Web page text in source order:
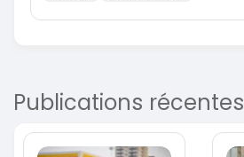
Publications récentes